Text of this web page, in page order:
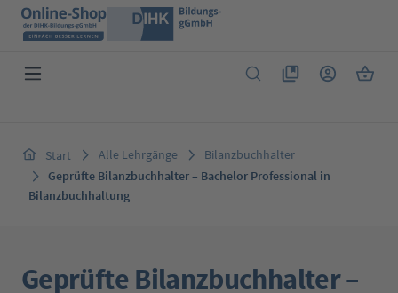
Zum Hauptinhalt springen
Du hast 0 Produkte
Start Alle Lehrgänge
Bilanzbuchhalter
Geprüfte Bilanzbuchhalter – Bachelor Professional in
Bilanzbuchhaltung
Geprüfte Bilanzbuchhalter –